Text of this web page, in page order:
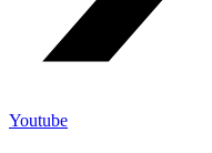
Youtube